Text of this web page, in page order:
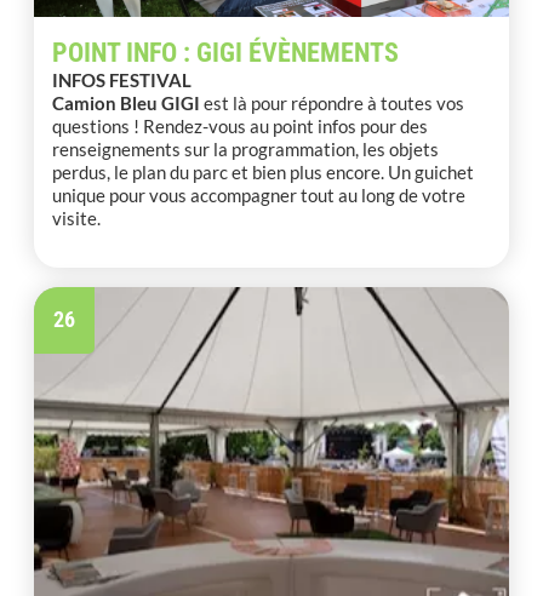
POINT INFO : GIGI ÉVÈNEMENTS
INFOS FESTIVAL
Camion Bleu GIGI est là pour répondre à toutes vos
questions ! Rendez-vous au point infos pour des
renseignements sur la programmation, les objets
perdus, le plan du parc et bien plus encore. Un guichet
unique pour vous accompagner tout au long de votre
visite.
26